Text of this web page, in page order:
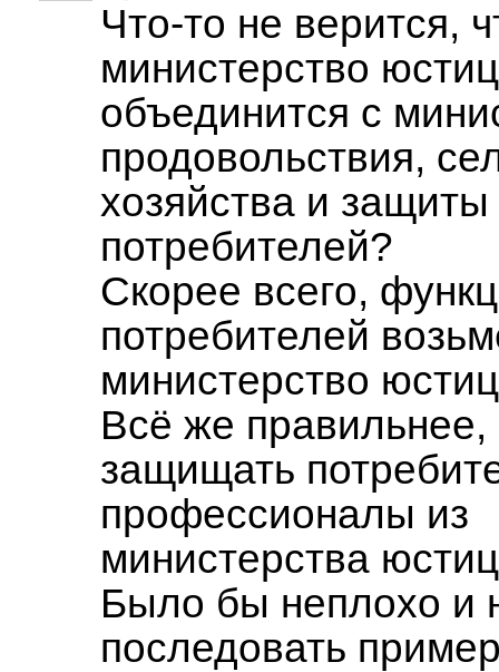
Что-то не верится,
министерство
объединится с
продовольствия,
хозяйства и защиты
потребителей?
Скорее всего,
потребителей
министерство
Всё же правильнее,
защищать
профессионалы из
министерства
Было бы неплохо и
последовать